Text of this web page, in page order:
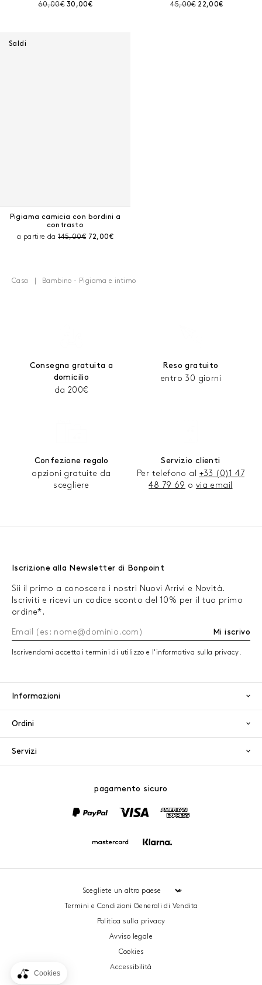
Prezzo prima dello sconto:
60,00€ Prezzo corrente:
30,00€
Prezzo prima dello sconto:
45,00€ Prezzo corrente:
22,00€
Saldi
Pigiama camicia con bordini a
contrasto
a partire daPrezzo prima dello sconto:
145,00€ Prezzo corrente:
72,00€
Casa Bambino - Pigiama e intimo
Consegna gratuita a
domicilio
da 200€
Reso gratuito
entro 30 giorni
Confezione regalo
opzioni gratuite da
scegliere
Servizio clienti
Per telefono al +33 (0)1 47
48 79 69 o via email
Iscrizione alla Newsletter di Bonpoint
Sii il primo a conoscere i nostri Nuovi Arrivi e Novità.
Iscriviti e ricevi un codice sconto del 10% per il tuo primo
ordine*.
Mi iscrivo
Iscrivendomi accetto i termini di utilizzo e l'informativa sulla privacy.
Informazioni
Ordini
Servizi
pagamento sicuro
PayPalVisa
Termini e Condizioni Generali di Vendita
Politica sulla privacy
Avviso legale
Cookies
Accessibilità